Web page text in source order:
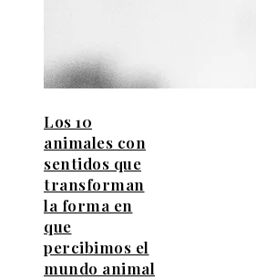
Los 10
animales con
sentidos que
transforman
la forma en
que
percibimos el
mundo animal